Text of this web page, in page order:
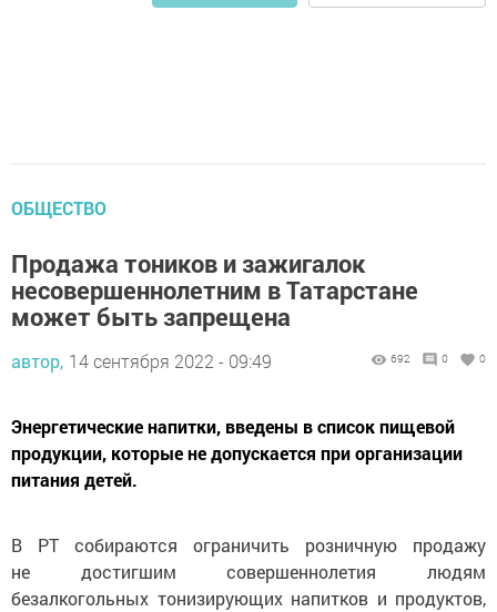
ОБЩЕСТВО
Продажа тоников и зажигалок
несовершеннолетним в Татарстане
может быть запрещена
автор, 14 сентября 2022 - 09:49 692 0 0
Энергетические напитки, введены в список пищевой
продукции, которые не допускается при организации
питания детей.
В РТ собираются ограничить розничную продажу
не достигшим совершеннолетия людям
безалкогольных тонизирующих напитков и продуктов,